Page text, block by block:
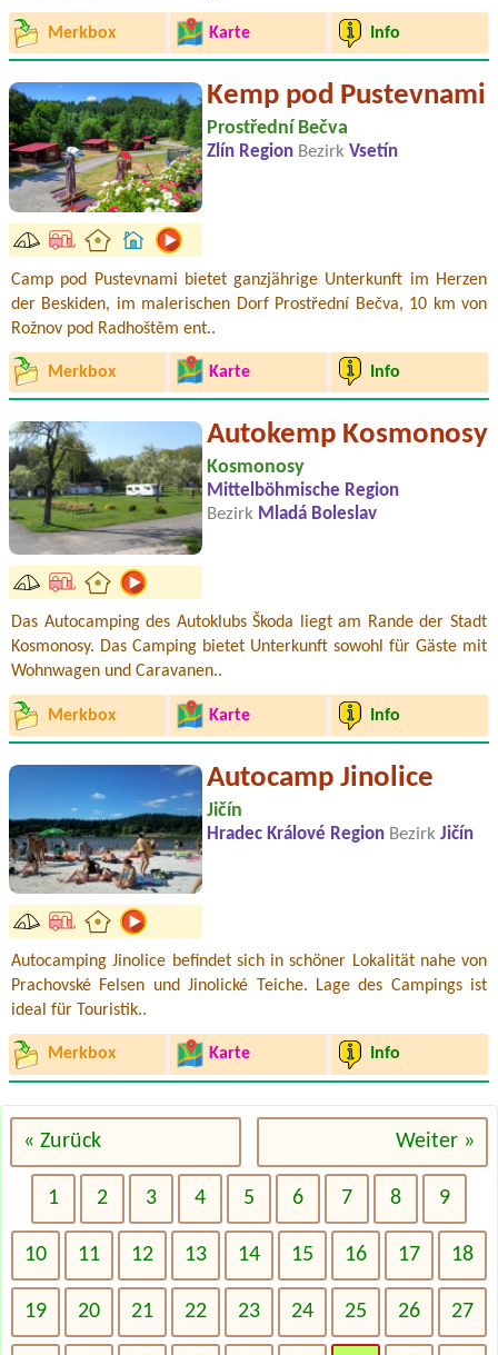
Merkbox Karte Info
Kemp pod Pustevnami
Prostřední Bečva
Zlín Region Bezirk Vsetín
Camp pod Pustevnami bietet ganzjährige Unterkunft im Herzen
der Beskiden, im malerischen Dorf Prostřední Bečva, 10 km von
Rožnov pod Radhoštěm ent..
Merkbox Karte Info
Autokemp Kosmonosy
Kosmonosy
Mittelböhmische Region
Bezirk Mladá Boleslav
Das Autocamping des Autoklubs Škoda liegt am Rande der Stadt
Kosmonosy. Das Camping bietet Unterkunft sowohl für Gäste mit
Wohnwagen und Caravanen..
Merkbox Karte Info
Autocamp Jinolice
Jičín
Hradec Králové Region Bezirk Jičín
Autocamping Jinolice befindet sich in schöner Lokalität nahe von
Prachovské Felsen und Jinolické Teiche. Lage des Campings ist
ideal für Touristik..
Merkbox Karte Info
« Zurück Weiter »
1 2 3 4 5 6 7 8 9
10 11 12 13 14 15 16 17 18
19 20 21 22 23 24 25 26 27